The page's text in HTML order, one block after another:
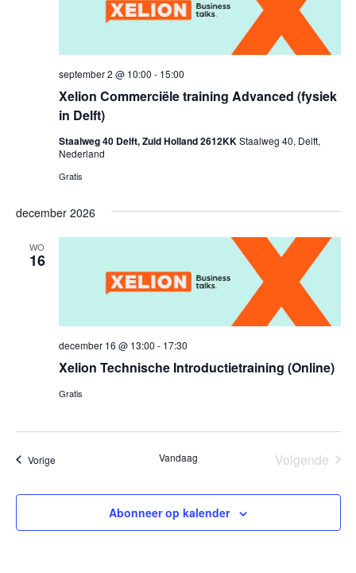
Xelion Commerciële training Advanced (fysiek
in Delft)
september 2 @ 10:00 - 15:00
Staalweg 40 Delft, Zuid Holland 2612KK Staalweg 40, Delft,
Nederland
Gratis
december 2026
WO
16
Xelion Technische Introductietraining (Online)
december 16 @ 13:00 - 17:30
Gratis
VorigeEvenementen Vandaag
Volgende
Abonneer op kalender